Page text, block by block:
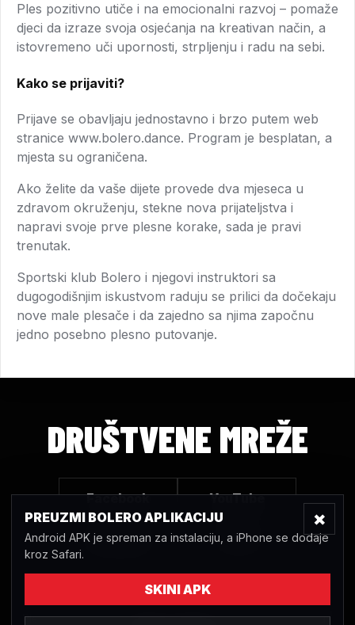
Ples pozitivno utiče i na emocionalni razvoj – pomaže
djeci da izraze svoja osjećanja na kreativan način, a
istovremeno uči upornosti, strpljenju i radu na sebi.
Kako se prijaviti?
Prijave se obavljaju jednostavno i brzo putem web
stranice www.bolero.dance. Program je besplatan, a
mjesta su ograničena.
Ako želite da vaše dijete provede dva mjeseca u
zdravom okruženju, stekne nova prijateljstva i
napravi svoje prve plesne korake, sada je pravi
trenutak.
Sportski klub Bolero i njegovi instruktori sa
dugogodišnjim iskustvom raduju se prilici da dočekaju
nove male plesače i da zajedno sa njima započnu
jedno posebno plesno putovanje.
DRUŠTVENE MREŽE
Facebook YouTube
Instagram TikTok
Plesni klub Bolero Sarajevo © 2020 | Sva prava pridržana |
PREUZMI BOLERO APLIKACIJU
Android APK je spreman za instalaciju, a iPhone se dodaje
kroz Safari.
SKINI APK
×